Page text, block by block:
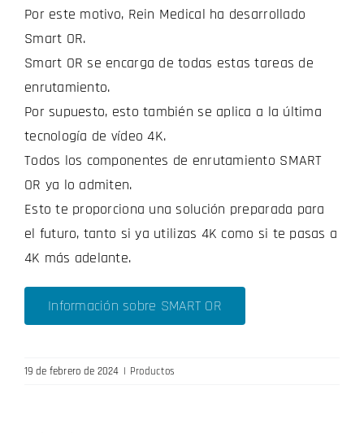
Por este motivo, Rein Medical ha desarrollado
Smart OR.
Smart OR se encarga de todas estas tareas de
enrutamiento.
Por supuesto, esto también se aplica a la última
tecnología de vídeo 4K.
Todos los componentes de enrutamiento SMART
OR ya lo admiten.
Esto te proporciona una solución preparada para
el futuro, tanto si ya utilizas 4K como si te pasas a
4K más adelante.
Información sobre SMART OR
19 de febrero de 2024 | Productos